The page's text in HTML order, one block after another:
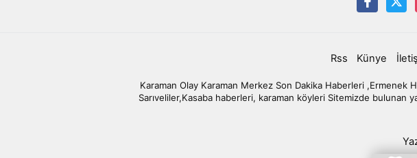
Rss Künye
Karaman Olay Karaman Merkez Son Dakika Haberleri ,Ermenek
Sarıveliler,Kasaba haberleri, karaman köyleri Sitemizde bulunan